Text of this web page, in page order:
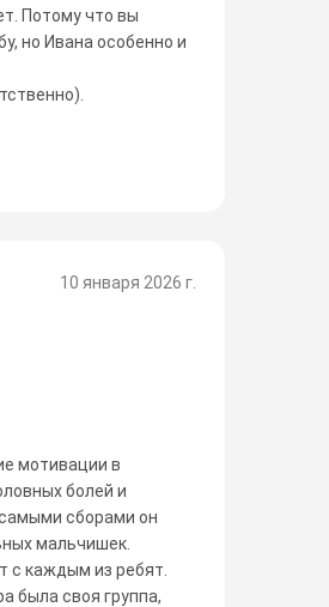
Потому что вы
но Ивана особенно и
10 января 2026 г.
мотивации в
болей и
сборами он
мальчишек.
с каждым из ребят.
была своя группа,